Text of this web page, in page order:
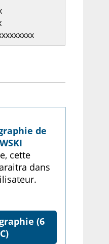
de
cette
dans
(6